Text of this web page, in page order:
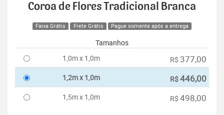
Coroa de Flores Tradicional Branca
Faixa Grátis Frete Grátis Pague somente após a entrega
Tamanhos
1,0m x 1,0m
R$ 377,00
1,2m x 1,0m R$446,00
1,5m x 1,0m R$ 498,00